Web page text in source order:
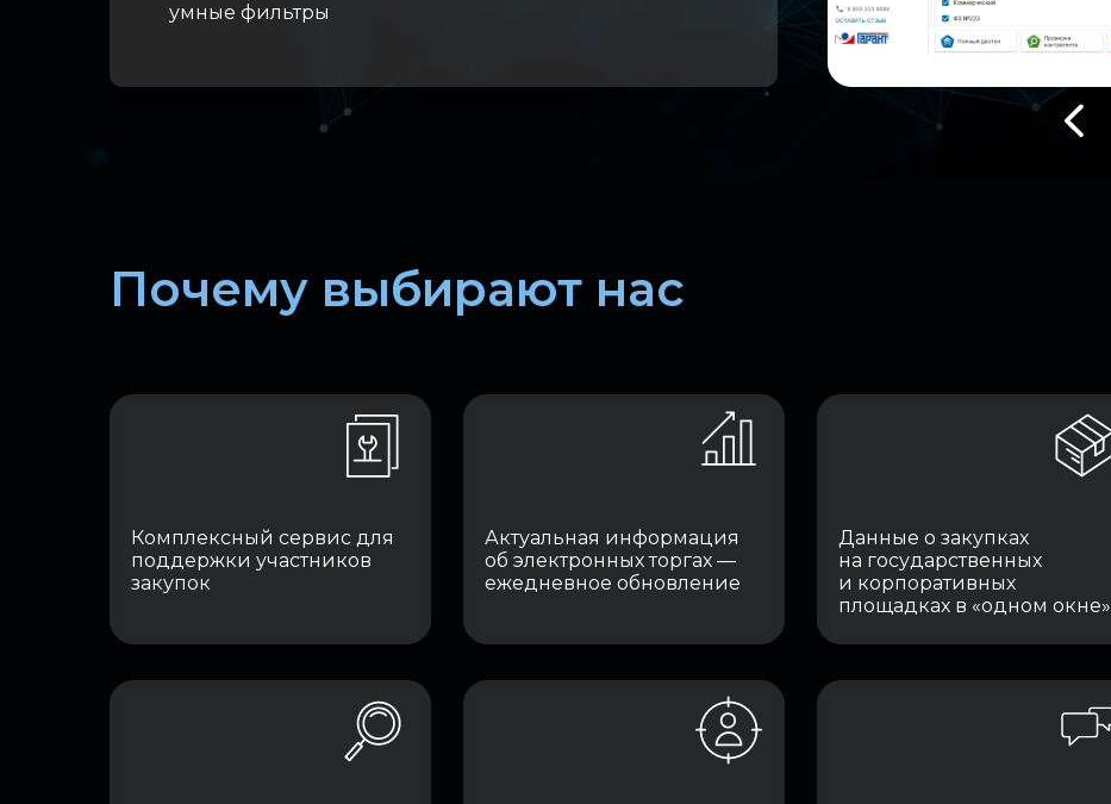
умные фильтры
Почему выбирают нас
Данные о закупках
на государственных
и корпоративных
площадках в «одном окне»
Актуальная информация
об электронных торгах —
ежедневное обновление
Комплексный сервис для
поддержки участников
закупок